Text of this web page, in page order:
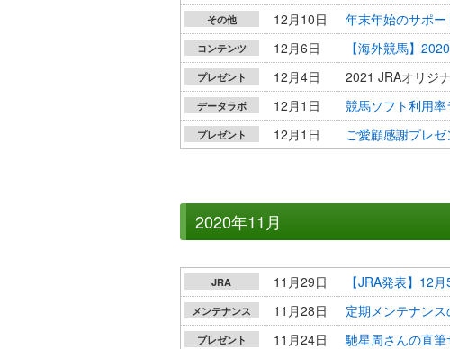
その他 12月10日 年末年始のサポ
コンテンツ 12月6日 【海外競馬】
プレゼント 12月4日 2021 JRAオリジ
データラボ 12月1日 競馬ソフト利用
プレゼント 12月1日 ご愛顧感謝プレ
2020年11月
JRA 11月29日 【JRA発表】12
メンテナンス 11月28日 定期メンテナン
プレゼント 11月24日 馳星周さんの直筆